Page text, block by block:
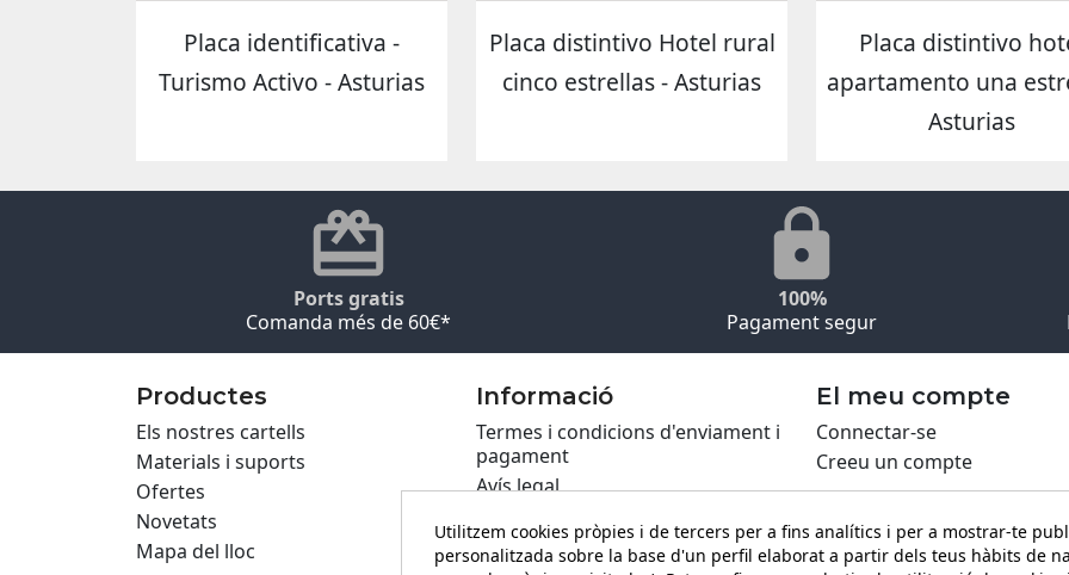
Placa identificativa -
Turismo Activo - Asturias
Placa distintivo Hotel rural
cinco estrellas - Asturias
Placa distintivo
apartamento una
Asturias
Ports gratis
Comanda més de 60€*
100%
Pagament segur
Productes
Els nostres cartells
Materials i suports
Ofertes
Novetats
Mapa del lloc
Informació
Termes i condicions d'enviament i
pagament
Avís legal
Privacitat
El meu compte
Connectar-se
Creeu un compte
Utilitzem cookies pròpies i de tercers per a fins analítics i per a mostrar-te
personalitzada sobre la base d'un perfil elaborat a partir dels teus hàbits de